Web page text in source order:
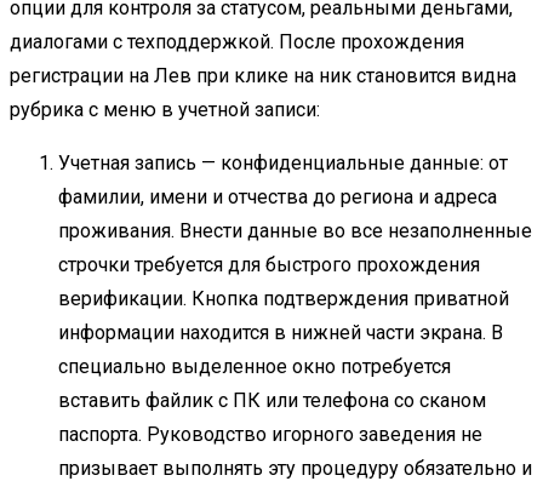
опции для контроля за статусом, реальными деньгами,
диалогами с техподдержкой. После прохождения
регистрации на Лев при клике на ник становится видна
рубрика с меню в учетной записи:
Учетная запись — конфиденциальные данные: от
фамилии, имени и отчества до региона и адреса
проживания. Внести данные во все незаполненные
строчки требуется для быстрого прохождения
верификации. Кнопка подтверждения приватной
информации находится в нижней части экрана. В
специально выделенное окно потребуется
вставить файлик с ПК или телефона со сканом
паспорта. Руководство игорного заведения не
призывает выполнять эту процедуру обязательно и